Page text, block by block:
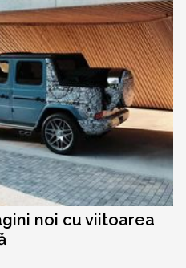
noi cu viitoarea